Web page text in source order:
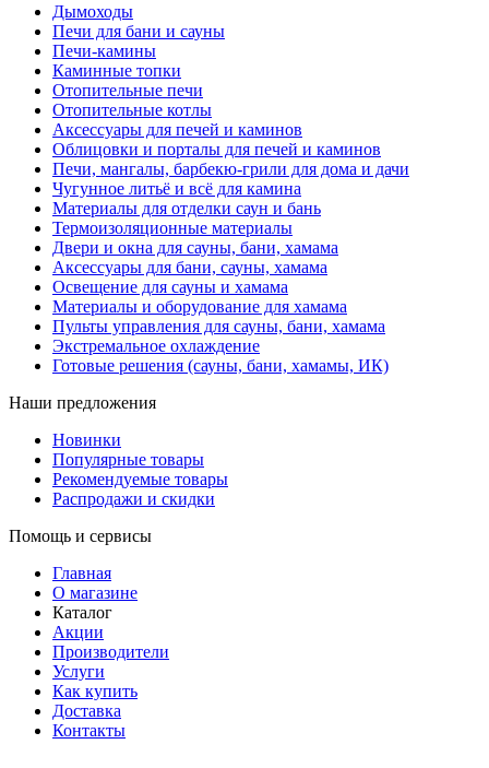
Дымоходы
Печи для бани и сауны
Печи-камины
Каминные топки
Отопительные печи
Отопительные котлы
Аксессуары для печей и каминов
Облицовки и порталы для печей и каминов
Печи, мангалы, барбекю-грили для дома и дачи
Чугунное литьё и всё для камина
Материалы для отделки саун и бань
Термоизоляционные материалы
Двери и окна для сауны, бани, хамама
Аксессуары для бани, сауны, хамама
Освещение для сауны и хамама
Материалы и оборудование для хамама
Пульты управления для сауны, бани, хамама
Экстремальное охлаждение
Готовые решения (сауны, бани, хамамы, ИК)
Наши предложения
Новинки
Популярные товары
Рекомендуемые товары
Распродажи и скидки
Помощь и сервисы
Главная
О магазине
Каталог
Акции
Производители
Услуги
Как купить
Доставка
Контакты